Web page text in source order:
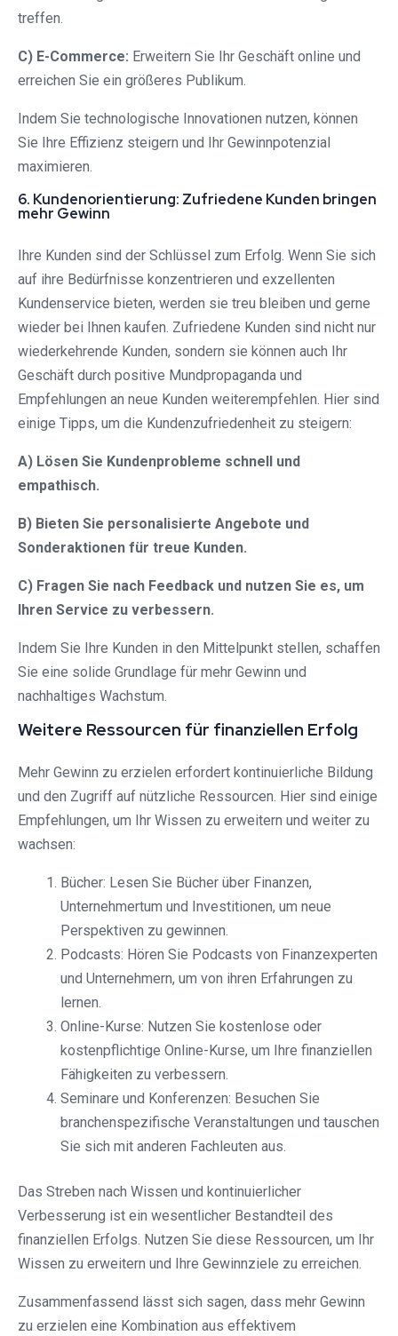
treffen.
C) E-Commerce: Erweitern Sie Ihr Geschäft online und
erreichen Sie ein größeres Publikum.
Indem Sie technologische Innovationen nutzen, können
Sie Ihre Effizienz steigern und Ihr Gewinnpotenzial
maximieren.
6. Kundenorientierung: Zufriedene Kunden bringen
mehr Gewinn
Ihre Kunden sind der Schlüssel zum Erfolg. Wenn Sie sich
auf ihre Bedürfnisse konzentrieren und exzellenten
Kundenservice bieten, werden sie treu bleiben und gerne
wieder bei Ihnen kaufen. Zufriedene Kunden sind nicht nur
wiederkehrende Kunden, sondern sie können auch Ihr
Geschäft durch positive Mundpropaganda und
Empfehlungen an neue Kunden weiterempfehlen. Hier sind
einige Tipps, um die Kundenzufriedenheit zu steigern:
A) Lösen Sie Kundenprobleme schnell und
empathisch.
B) Bieten Sie personalisierte Angebote und
Sonderaktionen für treue Kunden.
C) Fragen Sie nach Feedback und nutzen Sie es, um
Ihren Service zu verbessern.
Indem Sie Ihre Kunden in den Mittelpunkt stellen, schaffen
Sie eine solide Grundlage für mehr Gewinn und
nachhaltiges Wachstum.
Weitere Ressourcen für finanziellen Erfolg
Mehr Gewinn zu erzielen erfordert kontinuierliche Bildung
und den Zugriff auf nützliche Ressourcen. Hier sind einige
Empfehlungen, um Ihr Wissen zu erweitern und weiter zu
wachsen:
Bücher: Lesen Sie Bücher über Finanzen,
Unternehmertum und Investitionen, um neue
Perspektiven zu gewinnen.
Podcasts: Hören Sie Podcasts von Finanzexperten
und Unternehmern, um von ihren Erfahrungen zu
lernen.
Online-Kurse: Nutzen Sie kostenlose oder
kostenpflichtige Online-Kurse, um Ihre finanziellen
Fähigkeiten zu verbessern.
Seminare und Konferenzen: Besuchen Sie
branchenspezifische Veranstaltungen und tauschen
Sie sich mit anderen Fachleuten aus.
Das Streben nach Wissen und kontinuierlicher
Verbesserung ist ein wesentlicher Bestandteil des
finanziellen Erfolgs. Nutzen Sie diese Ressourcen, um Ihr
Wissen zu erweitern und Ihre Gewinnziele zu erreichen.
Zusammenfassend lässt sich sagen, dass mehr Gewinn
zu erzielen eine Kombination aus effektivem